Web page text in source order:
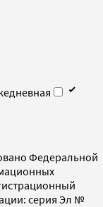
Федеральной
серия Эл №